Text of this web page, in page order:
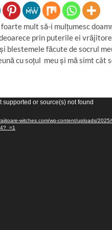
mult să-i mulţumesc
prin puterile ei
blestemele făcute de socrul
cu soţul meu şi mă simt
supported or source(s) not found
witches.com/wp-content/uploads/